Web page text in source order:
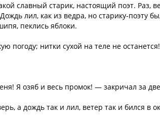
славный старик, настоящий поэт. Раз,
лил, как из ведра, но старику-поэту
пеклись яблоки.
погоду; нитки сухой на теле не
Я озяб и весь промок! — закричал за
а дождь так и лил, ветер так и бился в